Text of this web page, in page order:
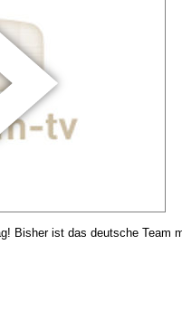
Bisher ist das deutsche